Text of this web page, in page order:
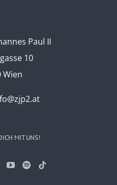
Paul II
10
Wien
MIT UNS!